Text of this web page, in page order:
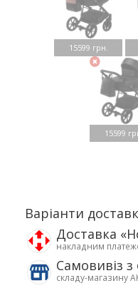
15599 грн.
15599
Варіанти
Доставка
накладним
Самовивіз
складу-магазину